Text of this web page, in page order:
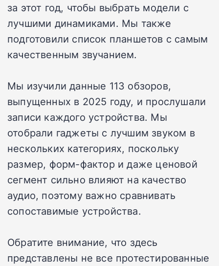
за этот год, чтобы выбрать модели с
лучшими динамиками. Мы также
подготовили список планшетов с самым
качественным звучанием.
Мы изучили данные 113 обзоров,
выпущенных в 2025 году, и прослушали
записи каждого устройства. Мы
отобрали гаджеты с лучшим звуком в
нескольких категориях, поскольку
размер, форм-фактор и даже ценовой
сегмент сильно влияют на качество
аудио, поэтому важно сравнивать
сопоставимые устройства.
Обратите внимание, что здесь
представлены не все протестированные